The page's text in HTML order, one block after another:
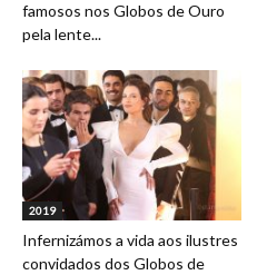
famosos nos Globos de Ouro
pela lente...
2019
Infernizámos a vida aos ilustres
convidados dos Globos de